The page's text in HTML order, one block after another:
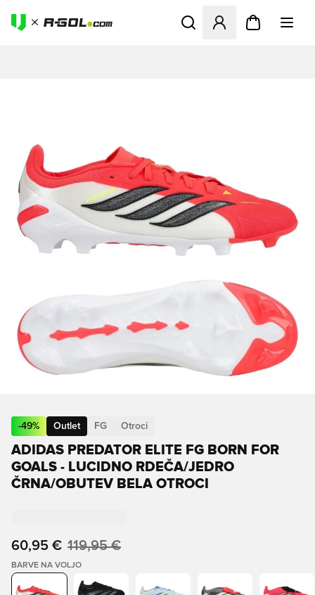
Odpre Modal za prijavo ali
-49% Outlet FG Otroci
ADIDAS PREDATOR ELITE FG BORN FOR
GOALS - LUCIDNO RDEČA/JEDRO
ČRNA/OBUTEV BELA OTROCI
60,95 € 119,95 €
BARVE NA VOLJO